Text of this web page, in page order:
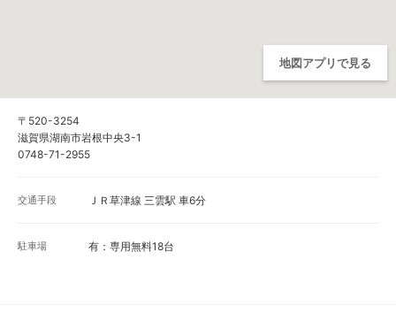
地図アプリで見る
〒520-3254
滋賀県湖南市岩根中央3-1
0748-71-2955
交通手段 ＪＲ草津線 三雲駅 車6分
駐車場 有：専用無料18台